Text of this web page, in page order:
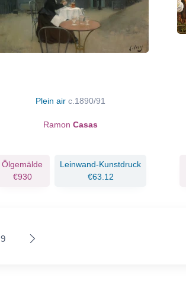
Plein airc.1890/91
RamonCasas
Ölgemälde
€930
Leinwand-Kunstdruck
€63.12
9